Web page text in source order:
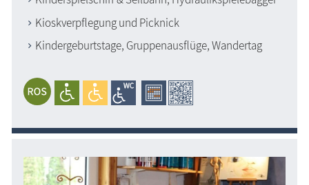
Kioskverpflegung und Picknick
Kindergeburtstage, Gruppenausflüge, Wandertag